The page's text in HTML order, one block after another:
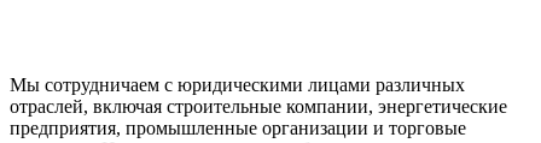
Мы сотрудничаем с юридическими лицами различных
отраслей, включая строительные компании, энергетические
предприятия, промышленные организации и торговые